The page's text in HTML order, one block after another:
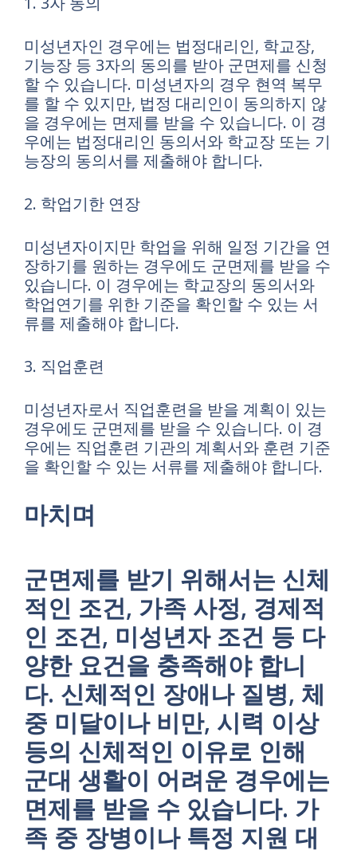
미성년자인 경우에는 법정대리인, 학교장,
기능장 등 3자의 동의를 받아 군면제를 신청
할 수 있습니다. 미성년자의 경우 현역 복무
를 할 수 있지만, 법정 대리인이 동의하지 않
을 경우에는 면제를 받을 수 있습니다. 이 경
우에는 법정대리인 동의서와 학교장 또는 기
능장의 동의서를 제출해야 합니다.
2. 학업기한 연장
미성년자이지만 학업을 위해 일정 기간을 연
장하기를 원하는 경우에도 군면제를 받을 수
있습니다. 이 경우에는 학교장의 동의서와
학업연기를 위한 기준을 확인할 수 있는 서
류를 제출해야 합니다.
3. 직업훈련
미성년자로서 직업훈련을 받을 계획이 있는
경우에도 군면제를 받을 수 있습니다. 이 경
우에는 직업훈련 기관의 계획서와 훈련 기준
을 확인할 수 있는 서류를 제출해야 합니다.
마치며
군면제를 받기 위해서는 신체
적인 조건, 가족 사정, 경제적
인 조건, 미성년자 조건 등 다
양한 요건을 충족해야 합니
다. 신체적인 장애나 질병, 체
중 미달이나 비만, 시력 이상
등의 신체적인 이유로 인해
군대 생활이 어려운 경우에는
면제를 받을 수 있습니다. 가
족 중 장병이나 특정 지원 대